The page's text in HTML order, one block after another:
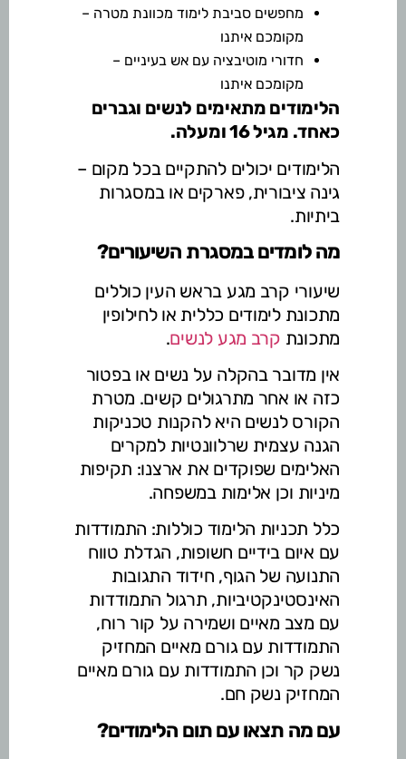
מחפשים סביבת לימוד מכוונת מטרה –
מקומכם איתנו
חדורי מוטיבציה עם אש בעיניים –
מקומכם איתנו
הלימודים מתאימים לנשים וגברים
כאחד. מגיל 16 ומעלה.
הלימודים יכולים להתקיים בכל מקום –
גינה ציבורית, פארקים או במסגרות
ביתיות.
מה לומדים במסגרת השיעורים?
שיעורי קרב מגע בראש העין כוללים
מתכונת לימודים כללית או לחילופין
מתכונת קרב מגע לנשים.
אין מדובר בהקלה על נשים או בפטור
כזה או אחר מתרגולים קשים. מטרת
הקורס לנשים היא להקנות טכניקות
הגנה עצמית שרלוונטיות למקרים
האלימים שפוקדים את ארצנו: תקיפות
מיניות וכן אלימות במשפחה.
כלל תכניות הלימוד כוללות: התמודדות
עם איום בידיים חשופות, הגדלת טווח
התנועה של הגוף, חידוד התגובות
האינסטינקטיביות, תרגול התמודדות
עם מצב מאיים ושמירה על קור רוח,
התמודדות עם גורם מאיים המחזיק
נשק קר וכן התמודדות עם גורם מאיים
המחזיק נשק חם.
עם מה תצאו עם תום הלימודים?